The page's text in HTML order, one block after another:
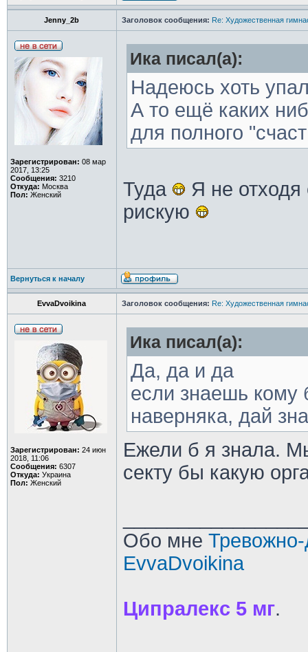
Jenny_2b Заголовок сообщения: Re: Художественная
Зарегистрирован: 08 мар
2017, 13:25
Сообщения: 3210
Откуда: Москва
Пол: Женский
Ика писал(а):
Надеюсь хоть
А то ещё каких
для полного
Туда
Я не отходя
рискую
Вернуться к началу
EvvaDvoikina Заголовок сообщения: Re: Художественная
Зарегистрирован: 24 июн
2018, 11:06
Сообщения: 6307
Откуда: Украина
Пол: Женский
Ика писал(а):
Да, да и да
если знаешь кому
наверняка, дай
Ежели б я знала.
секту бы какую
Обо мне Тревожно-
EvvaDvoikina
Ципралекс 5 мг.